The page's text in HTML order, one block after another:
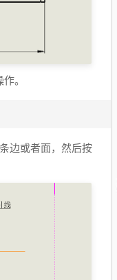
。
边或者面，然后按